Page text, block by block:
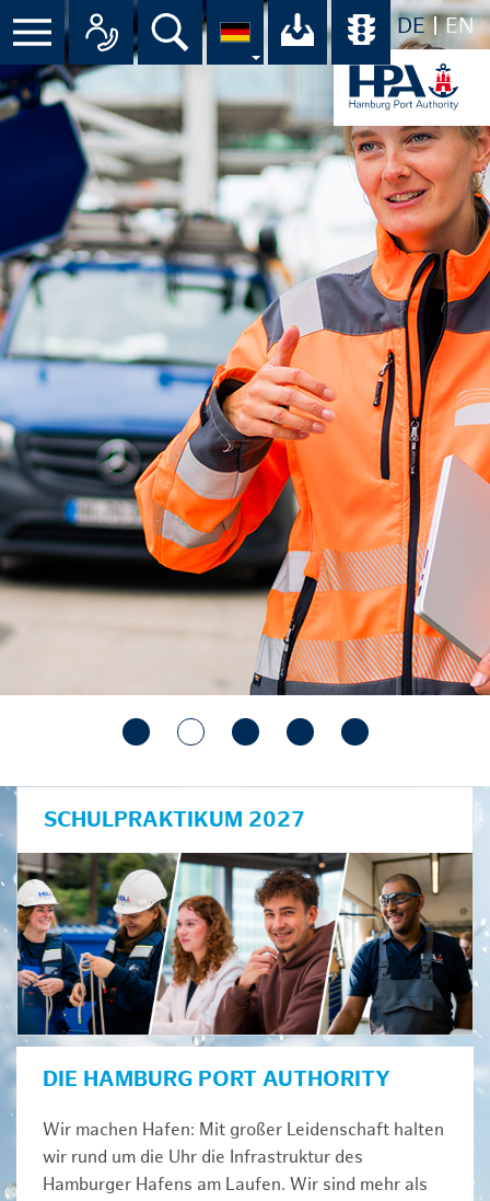
DE EN
Menü Alle Ansprechpartner im
Suche Ihr Download-
SCHULPRAKTIKUM 2027
DIE HAMBURG PORT AUTHORITY
Wir machen Hafen: Mit großer Leidenschaft halten
wir rund um die Uhr die Infrastruktur des
Hamburger Hafens am Laufen. Wir sind mehr als